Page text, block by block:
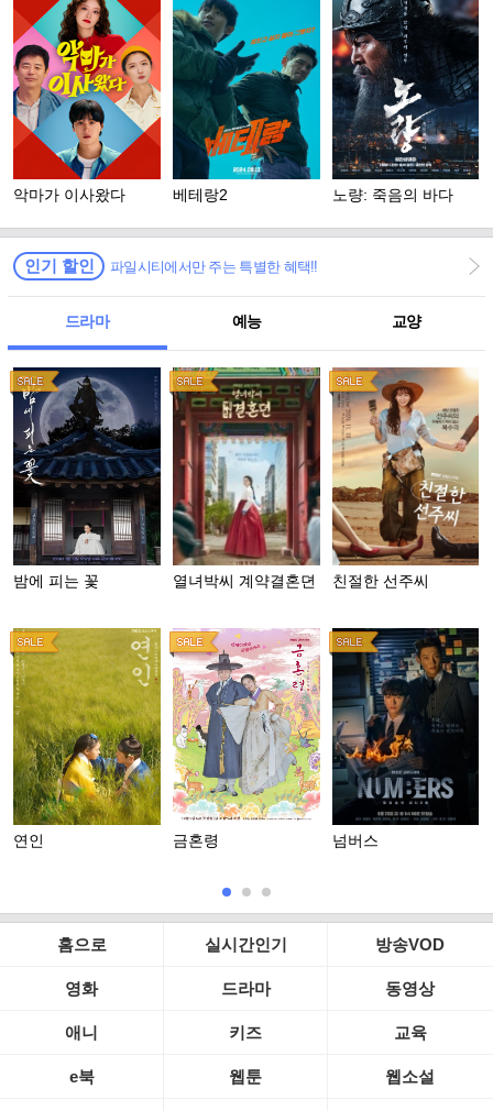
악마가 이사왔다 베테랑2 노량: 죽음의 바다
인기 할인 파일시티에서만 주는 특별한 혜택!!
드라마 예능 교양
밤에 피는 꽃 열녀박씨 계약결혼뎐 친절한 선주씨
연인 금혼령 넘버스
홈으로 실시간인기 방송VOD
영화 드라마 동영상
애니 키즈 교육
e북 웹툰 웹소설